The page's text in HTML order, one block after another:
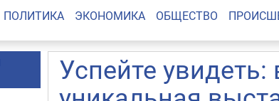
ПОЛИТИКА ЭКОНОМИКА ОБЩЕСТВО
Успейте